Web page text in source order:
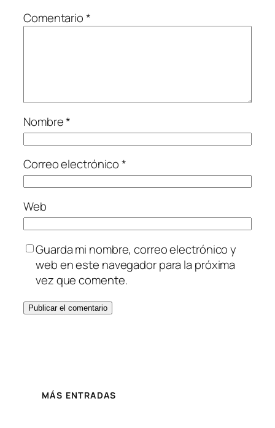
Comentario*
Nombre*
Correo electrónico*
Web
Guarda mi nombre, correo electrónico y
web en este navegador para la próxima
vez que comente.
MÁS ENTRADAS